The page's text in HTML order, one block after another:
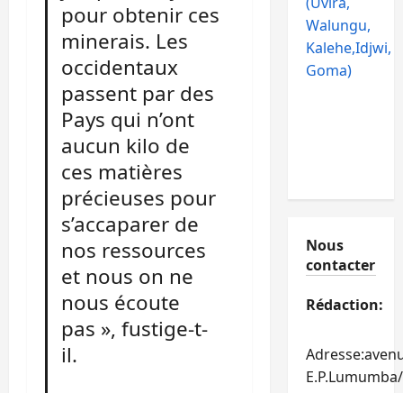
pour obtenir ces
minerais. Les
occidentaux
passent par des
Pays qui n’ont
aucun kilo de
ces matières
précieuses pour
s’accaparer de
nos ressources
et nous on ne
nous écoute
pas », fustige-t-
il.
Walungu,
Kalehe,Idjwi,
Goma)
Nous
contacter
Rédaction: